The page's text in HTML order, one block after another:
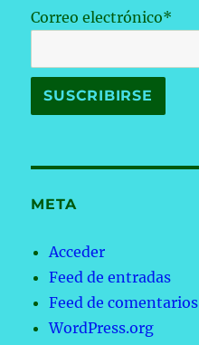
Correo electrónico*
META
Acceder
Feed de entradas
Feed de comentarios
WordPress.org